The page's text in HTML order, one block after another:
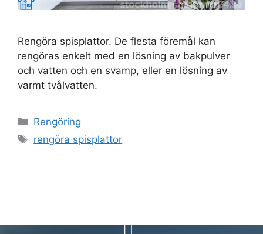
Rengöra spisplattor. De flesta föremål kan
rengöras enkelt med en lösning av bakpulver
och vatten och en svamp, eller en lösning av
varmt tvålvatten.
Kategorier
Rengöring
Etiketter
rengöra spisplattor